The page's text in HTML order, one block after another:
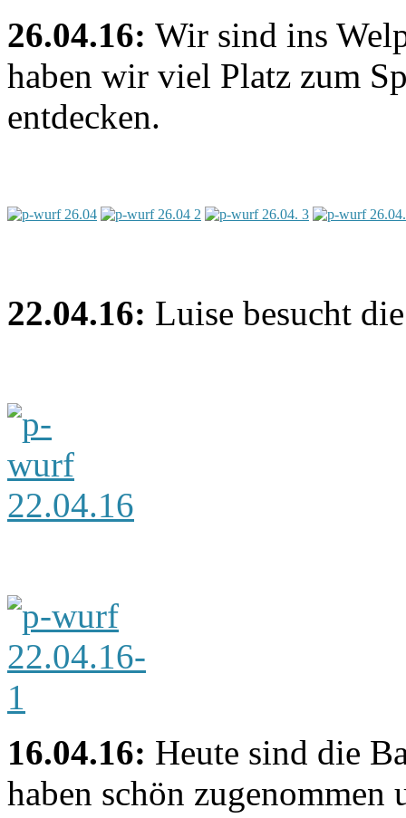
26.04.16: Wir sind ins
haben wir viel Platz zum
entdecken.
22.04.16: Luise besucht
16.04.16: Heute sind die
haben schön